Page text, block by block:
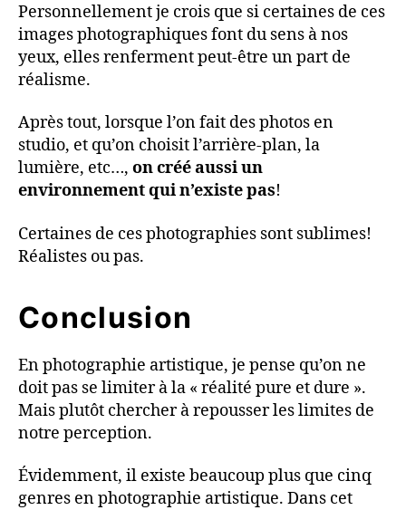
Personnellement je crois que si certaines de ces
images photographiques font du sens à nos
yeux, elles renferment peut-être un part de
réalisme.
Après tout, lorsque l’on fait des photos en
studio, et qu’on choisit l’arrière-plan, la
lumière, etc…, on créé aussi un
environnement qui n’existe pas!
Certaines de ces photographies sont sublimes!
Réalistes ou pas.
Conclusion
En photographie artistique, je pense qu’on ne
doit pas se limiter à la « réalité pure et dure ».
Mais plutôt chercher à repousser les limites de
notre perception.
Évidemment, il existe beaucoup plus que cinq
genres en photographie artistique. Dans cet